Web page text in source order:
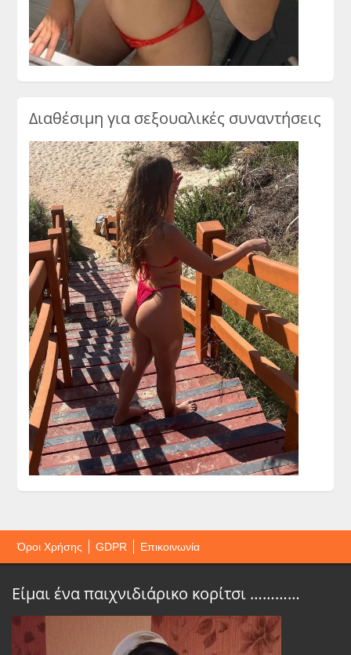
Διαθέσιμη για σεξουαλικές συναντήσεις
Όροι Χρήσης GDPR Επικοινωνία
Είμαι ένα παιχνιδιάρικο κορίτσι …………